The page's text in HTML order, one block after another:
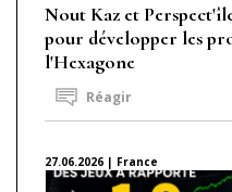
Nout Kaz et
pour développer les
l'Hexagone
Réagir
27.06.2026 | France